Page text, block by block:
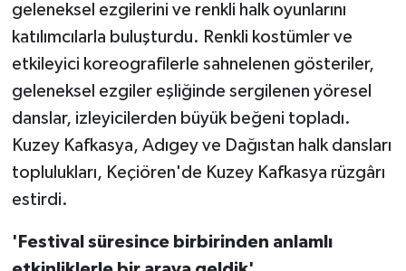
geleneksel ezgilerini ve renkli halk oyunlarını
katılımcılarla buluşturdu. Renkli kostümler ve
etkileyici koreografilerle sahnelenen gösteriler,
geleneksel ezgiler eşliğinde sergilenen yöresel
danslar, izleyicilerden büyük beğeni topladı.
Kuzey Kafkasya, Adıgey ve Dağıstan halk dansları
toplulukları, Keçiören'de Kuzey Kafkasya rüzgârı
estirdi.
'Festival süresince birbirinden anlamlı